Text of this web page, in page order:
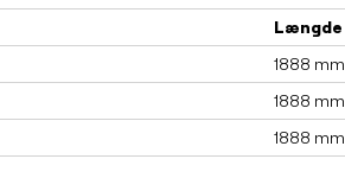
Længde
1888 mm
1888 mm
1888 mm